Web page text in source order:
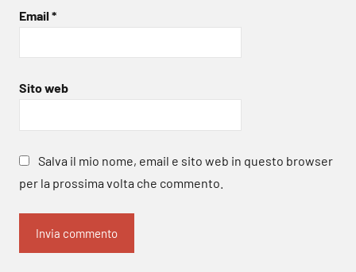
Email *
Sito web
Salva il mio nome, email e sito web in questo browser
per la prossima volta che commento.